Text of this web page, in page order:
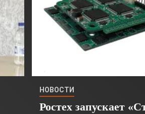
НОВОСТИ
Ростех запускает